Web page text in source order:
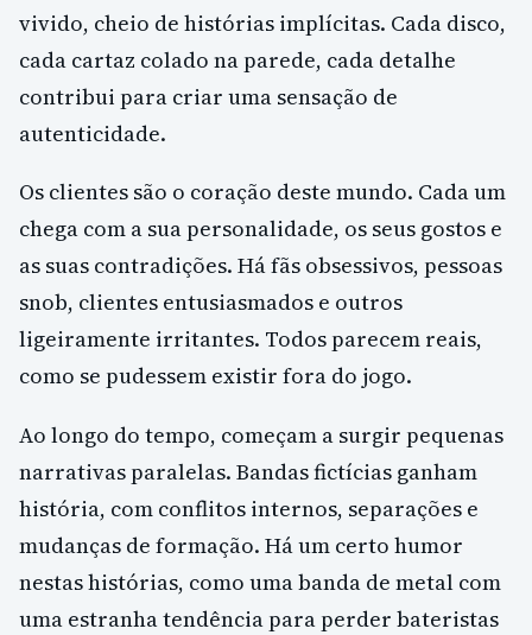
vivido, cheio de histórias implícitas. Cada disco,
cada cartaz colado na parede, cada detalhe
contribui para criar uma sensação de
autenticidade.
Os clientes são o coração deste mundo. Cada um
chega com a sua personalidade, os seus gostos e
as suas contradições. Há fãs obsessivos, pessoas
snob, clientes entusiasmados e outros
ligeiramente irritantes. Todos parecem reais,
como se pudessem existir fora do jogo.
Ao longo do tempo, começam a surgir pequenas
narrativas paralelas. Bandas fictícias ganham
história, com conflitos internos, separações e
mudanças de formação. Há um certo humor
nestas histórias, como uma banda de metal com
uma estranha tendência para perder bateristas